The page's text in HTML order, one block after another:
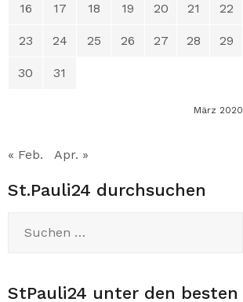
März 2020
16 17 18 19 20 21 22
23 24 25 26 27 28 29
30 31
« Feb. Apr. »
St.Pauli24 durchsuchen
nach:
StPauli24 unter den besten